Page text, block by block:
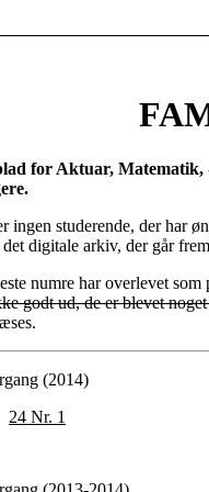
for Aktuar,
ingen studerende, der har
det digitale arkiv, der går
numre har overlevet
godt ud, de er blevet
(2014)
24 Nr. 1